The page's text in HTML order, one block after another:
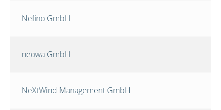
Nefino GmbH
neowa GmbH
NeXtWind Management GmbH